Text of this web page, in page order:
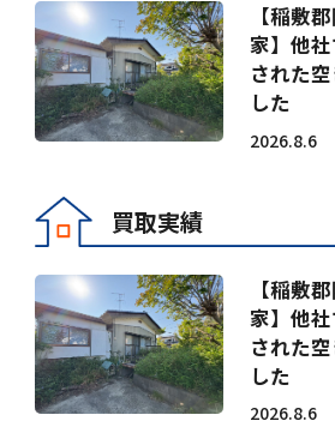
【稲敷
家】他
された
した
2026.8.6
買取実績
【稲敷
家】他
された
した
2026.8.6